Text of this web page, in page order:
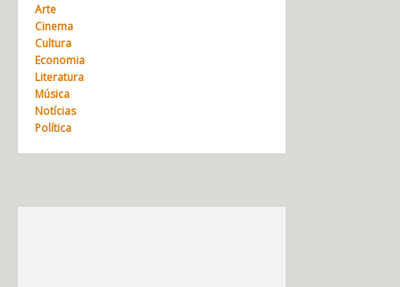
Arte
Cinema
Cultura
Economia
Literatura
Música
Notícias
Política